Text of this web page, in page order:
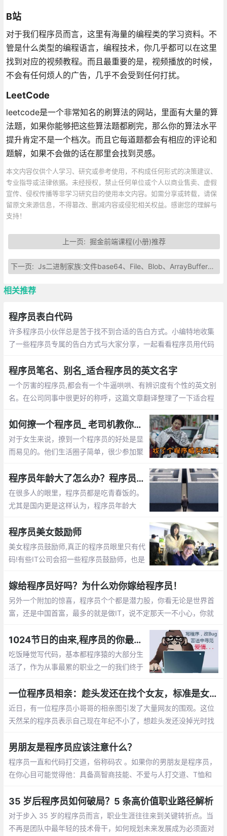
B站
对于我们程序员而言，这里有海量的编程类的学习资料。不
管是什么类型的编程语言，编程技术，你几乎都可以在这里
找到对应的视频教程。而且最重要的是，视频播放的时候，
不会有任何烦人的广告，几乎不会受到任何打扰。
LeetCode
leetcode是一个非常知名的刷算法的网站，里面有大量的算
法题，如果你能够把这些算法题都刷完，那么你的算法水平
提升肯定不是一个档次。而且它每道题都会有相应的评论和
题解，如果不会做的话在那里会找到灵感。
本文内容仅供个人学习、研究或参考使用，不构成任何形式的决策建议、
专业指导或法律依据。未经授权，禁止任何单位或个人以商业售卖、虚假
宣传、侵权传播等非学习研究目的使用本文内容。如需分享或转载，请保
留原文来源信息，不得篡改、删减内容或侵犯相关权益。感谢您的理解与
支持！
上一页: 掘金前端课程(小册)推荐
下一页:Js二进制家族:文件base64、File、Blob、ArrayBuffer互转
相关推荐
程序员表白代码
许多程序员小伙伴总是苦于找不到合适的告白方式。小编特地收集
了一些程序员专属的告白方式与大家分享，一起看看程序员用代码
程序员笔名、别名_适合程序员的英文名字
一个厉害的程序员,都会有一个牛逼哄哄、有辨识度有个性的英文别
名。在公司同事中很更好的称呼，这篇文章翻译整理了一下适合程
如何撩一个程序员_ 老司机教你怎么追程序员
对于女生来说，撩到一个程序员的好处是显
而易见的。他们生活圈子简单，很少参加聚
码的路上。这篇文章告诉你怎么撩程序员程序员年龄大了怎么办？程序员年龄大了的出路
在很多人的眼里，程序员都是吃青春饭的。
尤其是国内更是这样认为，程序员年龄大
担心以后的出路了。那么未来大龄程序员的
出路在哪呢？
程序员美女鼓励师
美女程序员鼓励师,真正的程序员眼里只有代
码!有些IT公司会招一些程序员鼓励师，也是
程序员鼓励师的作用，她们总是能激发程序
员们的肾上腺素分泌。
嫁给程序员好吗？为什么劝你嫁给程序员！
另外一个附加的惊喜，程序员个个都是潜力股，你看无论是世界首
富，还是中国首富，最多的就是做IT，说不定那天一不小心，你就
序员收入稳定，生活安逸，属于长期持有型成长股
1024节日的由来,程序员的你最想对自己说的是什么？【1024程序员节日】
吃饭睡觉写代码，基本都程序猿的大部分生
活了，作为从事最累的职业之一的我们终于
序员致敬，向自己致敬，向未来致敬。
一位程序员相亲：趁头发还在找个女友，标准是女孩就行
近日，有一位程序员小哥哥的相亲图引发了大量网友的围观。这位
天然呆的程序员表示自己现在年纪不小了，想趁头发还没掉光时找
男朋友是程序员应该注意什么？
程序员一直和代码打交道，俗称码农 。如果你的男朋友是程序员，
在你心目可能觉得他：具备高智商技能、不爱与人打交道、T恤和
相处呢，需要你应该注意什么呢？
35 岁后程序员如何破局？5 条高价值职业路径解析
对于步入 35 岁的程序员而言，职业生涯往往来到关键转折点。当
不再是团队中最年轻的技术骨干，如何规划未来发展成为必须面对